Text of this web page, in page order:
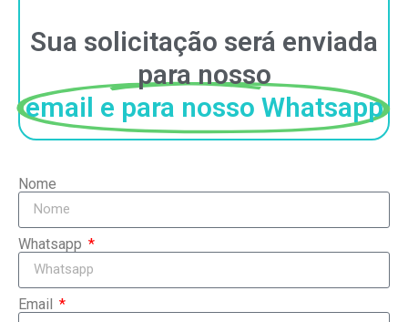
Nome
Whatsapp
Email
Sua solicitação será enviada
para nosso
email e para nosso Whatsapp